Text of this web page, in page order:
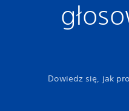
Dowiedz się, jak